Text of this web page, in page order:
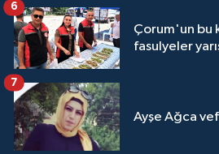
Çorum'un bu
fasulyeler
6
Ayşe Ağca
7